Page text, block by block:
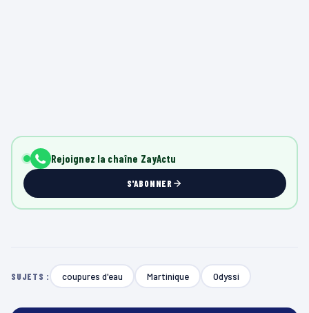
Rejoignez la chaîne ZayActu
S'ABONNER
SUJETS : coupures d'eau Martinique Odyssi